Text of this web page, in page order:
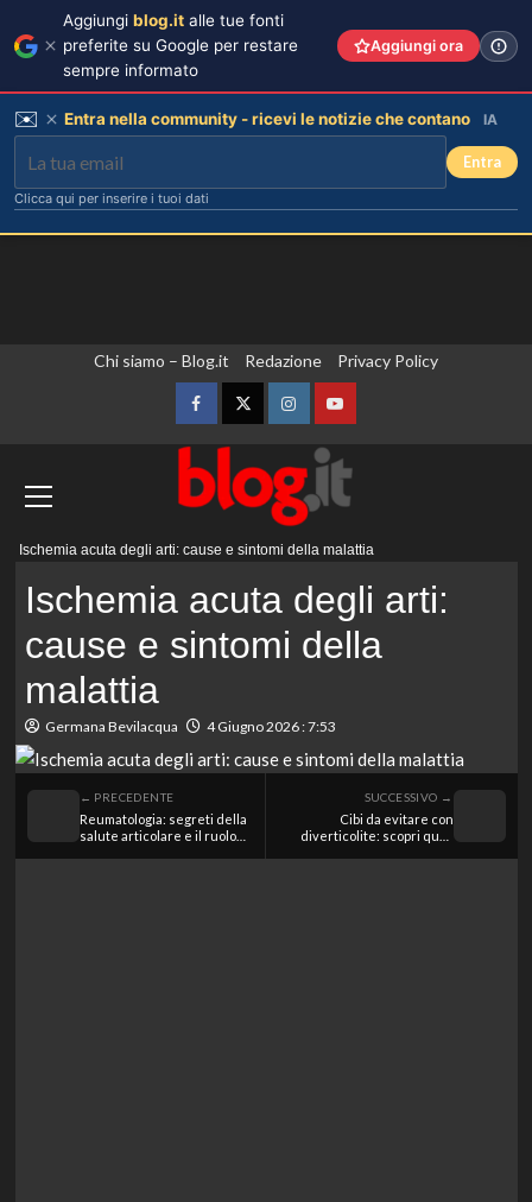
Chi siamo – Blog.it Redazione Privacy Policy
FacebookTwitterInstagramYouTube
Ischemia acuta degli arti: cause e sintomi della malattia
Ischemia acuta degli arti:
cause e sintomi della
malattia
Germana Bevilacqua 4 Giugno 2026 : 7:53
← PRECEDENTE
Reumatologia: segreti della
salute articolare e il ruolo
SUCCESSIVO →
Cibi da evitare con
diverticolite: scopri quali
Aggiungi blog.it alle tue fonti
preferite su Google per restare
sempre informato
Aggiungi ora
✉️ Entra nella community - ricevi le notizie che contano IA
Entra
Clicca qui per inserire i tuoi dati